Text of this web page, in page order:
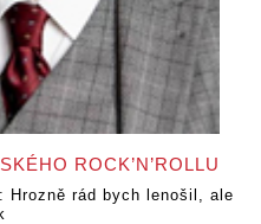
ROCK’N’ROLLU
Hrozně rád bych lenošil, ale